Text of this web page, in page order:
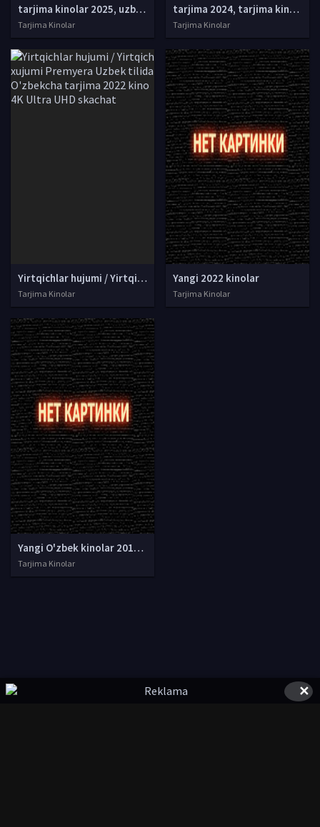
tarjima kinolar 2025, uzbek tarjima kinolar 2025, tarjima kinolar uzbek tilida 2025, tarjima kinolar o zbek 2025, tarjima kinolar o zbek tilida 2025, yangi tarjima kinolar 2025, uzmovi tarjima kinolar 2025, uzmovi com tarjima kinolar 2025, uzbekcha t
Tarjima Kinolar
tarjima 2024, tarjima kinolar 2024, uzbek tarjima 2024, tarjima kinolar tilida tilida 2024, uzbek tilida tarjima 2024, kino tarjima 2024, uzbek tarjima kinolar 2024, tarjima kinolar 2024 uzbek tilida, tarjima kinolar 2024 o zbek, tarjima kinolar 2024
Tarjima Kinolar
Yirtqichlar hujumi / Yirtqich xujumi Premyera Uzbek tilida O'zbekcha tarjima 2022 kino 4K Ultra UHD skachat
Tarjima Kinolar
Yangi 2022 kinolar
Tarjima Kinolar
Yangi O'zbek kinolar 2010-2011-2012-2013-2014-2015-2016-2017-2018-2019-2020-2021-2022-2023-2024-2025 O'zbek tilida Uzbek tarjima Full HD
Tarjima Kinolar
✕